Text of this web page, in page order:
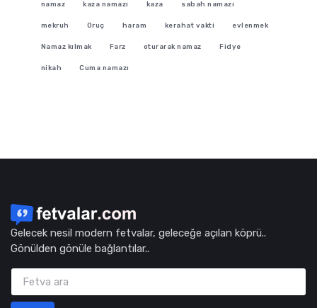
namaz kaza namazı kaza sabah namazı
mekruh Oruç haram kerahat vakti evlenmek
Namaz kılmak Farz oturarak namaz Fidye
nikah Cuma namazı
Gelecek nesil modern fetvalar, geleceğe açılan köprü..
Gönülden gönüle bağlantılar..